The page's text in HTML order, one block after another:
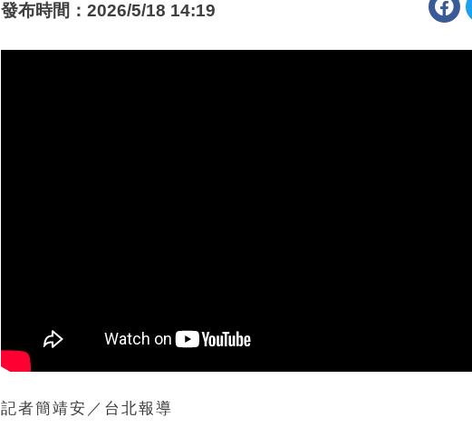
發布時間：2026/5/18 14:19
記者簡靖安／台北報導